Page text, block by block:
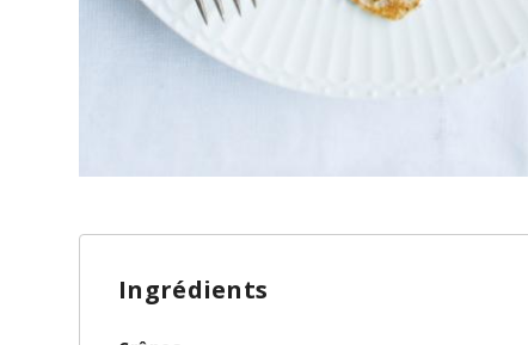
Ingrédients